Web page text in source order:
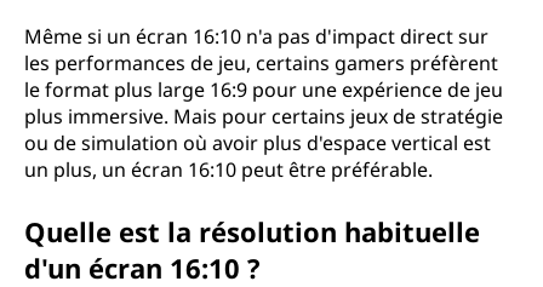
Même si un écran 16:10 n'a pas d'impact direct sur
les performances de jeu, certains gamers préfèrent
le format plus large 16:9 pour une expérience de jeu
plus immersive. Mais pour certains jeux de stratégie
ou de simulation où avoir plus d'espace vertical est
un plus, un écran 16:10 peut être préférable.
Quelle est la résolution habituelle
d'un écran 16:10 ?